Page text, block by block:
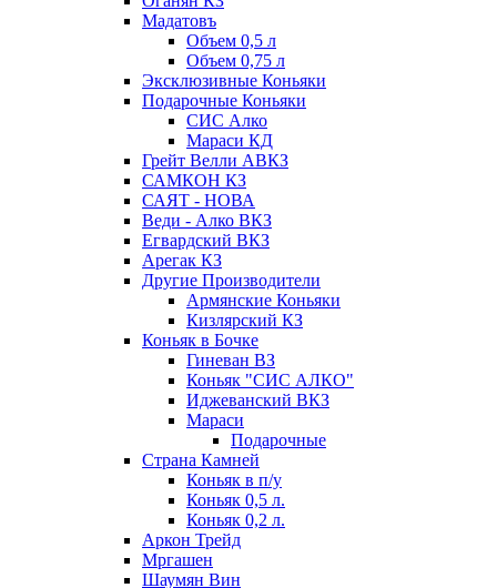
Мадатовъ
Объем 0,5 л
Объем 0,75 л
Эксклюзивные Коньяки
Подарочные Коньяки
СИС Алко
Мараси КД
Грейт Велли АВКЗ
САМКОН КЗ
САЯТ - НОВА
Веди - Алко ВКЗ
Егвардский ВКЗ
Арегак КЗ
Другие Производители
Армянские Коньяки
Кизлярский КЗ
Коньяк в Бочке
Гиневан ВЗ
Коньяк "СИС АЛКО"
Иджеванский ВКЗ
Мараси
Подарочные
Страна Камней
Коньяк в п/у
Коньяк 0,5 л.
Коньяк 0,2 л.
Аркон Трейд
Мргашен
Шаумян Вин